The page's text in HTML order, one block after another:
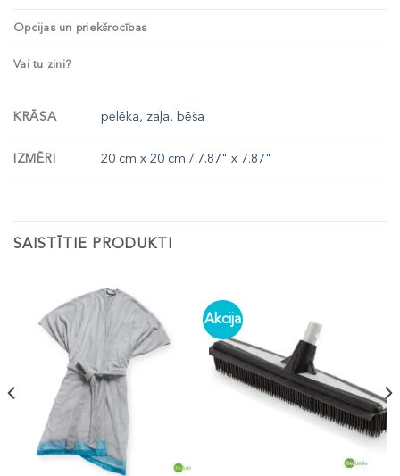
Opcijas un priekšrocības
Vai tu zini?
KRĀSA pelēka, zaļa, bēša
IZMĒRI 20 cm x 20 cm / 7.87" x 7.87"
SAISTĪTIE PRODUKTI
Akcija